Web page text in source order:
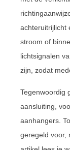
achteruitrijlicht
stroom of
lichtsignalen
zijn, zodat
Tegenwoordig
aansluiting,
aanhangers.
geregeld voor,